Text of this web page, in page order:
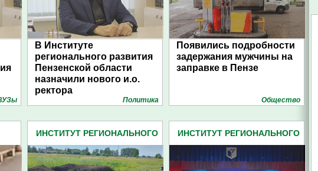
В Институте
регионального развития
Пензенской области
назначили нового и.о.
ректора
Политика
Появились подробности
задержания мужчины на
заправке в Пензе
Общество
ИНСТИТУТ РЕГИОНАЛЬНОГО
ИНСТИТУТ РЕГИОНАЛЬНОГО